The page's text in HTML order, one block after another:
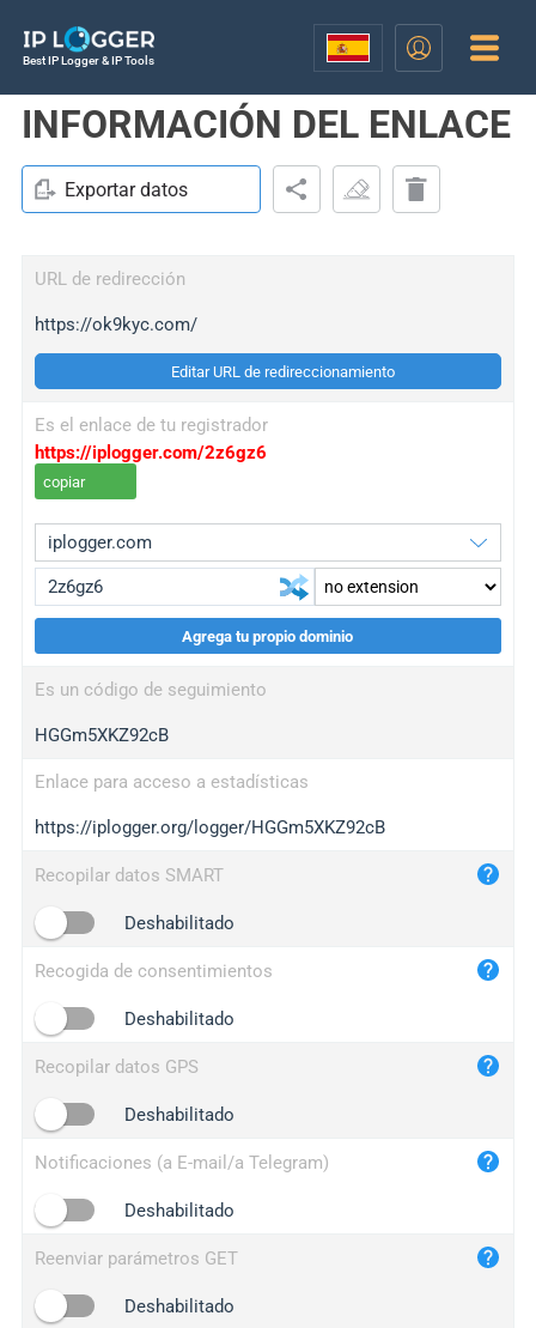
Best IP Logger & IP Tools
INFORMACIÓN DEL ENLACE
Exportar datos
URL de redirección
https://ok9kyc.com/
Editar URL de redireccionamiento
Es el enlace de tu registrador
https://iplogger.com/2z6gz6
copiar
wl.gl
ed.tc
iplogger.com
maper.info
2no.co
yip.su
iplogger.info
Agrega tu propio dominio
Es un código de seguimiento
HGGm5XKZ92cB
Enlace para acceso a estadísticas
https://iplogger.org/logger/HGGm5XKZ92cB
Recopilar datos SMART
Deshabilitado
Recogida de consentimientos
Deshabilitado
Recopilar datos GPS
Deshabilitado
Notificaciones (a E-mail/a Telegram)
Deshabilitado
Reenviar parámetros GET
Deshabilitado